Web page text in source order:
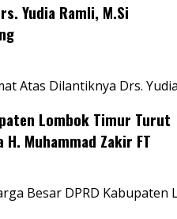
Yudia Ramli, M.Si
Atas Dilantiknya Drs.
Lombok Timur Turut
Muhammad Zakir FT
Besar DPRD